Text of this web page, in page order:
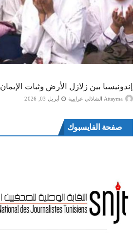
إندونيسيا بين زلازل الأرض وثبات الإيمان
Attayma الشاذلي عرايبية أبريل 03, 2026
صفحة الفايسبوك